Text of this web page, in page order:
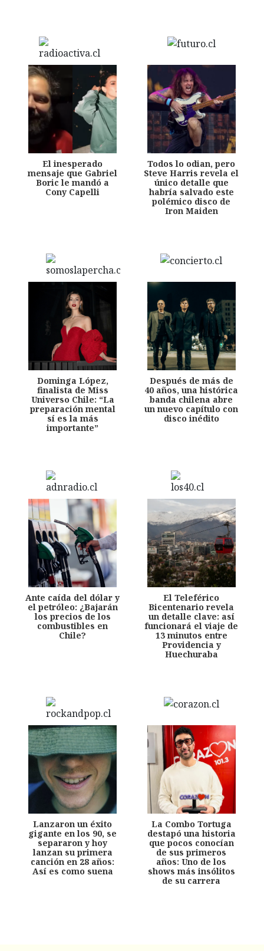
El inesperado
mensaje que Gabriel
Boric le mandó a
Cony Capelli
Todos lo odian, pero
Steve Harris revela el
único detalle que
habría salvado este
polémico disco de
Iron Maiden
Dominga López,
finalista de Miss
Universo Chile: “La
preparación mental
sí es la más
importante”
Después de más de
40 años, una histórica
banda chilena abre
un nuevo capítulo con
disco inédito
Ante caída del dólar y
el petróleo: ¿Bajarán
los precios de los
combustibles en
Chile?
El Teleférico
Bicentenario revela
un detalle clave: así
funcionará el viaje de
13 minutos entre
Providencia y
Huechuraba
Lanzaron un éxito
gigante en los 90, se
separaron y hoy
lanzan su primera
canción en 28 años:
Así es como suena
La Combo Tortuga
destapó una historia
que pocos conocían
de sus primeros
años: Uno de los
shows más insólitos
de su carrera